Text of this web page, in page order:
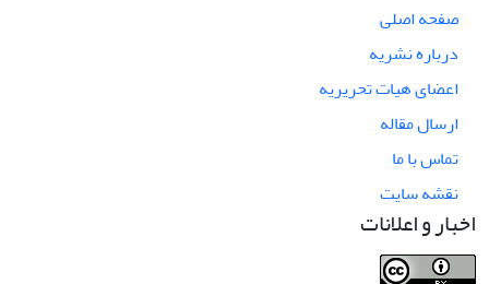
صفحه اصلی
درباره نشریه
اعضای هیات تحریریه
ارسال مقاله
تماس با ما
نقشه سایت
اخبار و اعلانات